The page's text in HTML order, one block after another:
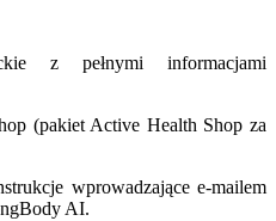
z pełnymi informacjami
(pakiet Active Health Shop za
wprowadzające e-mailem
AI.